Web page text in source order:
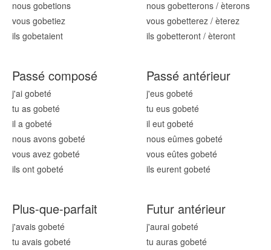
nous gobetions
vous gobetiez
ils gobetaient
nous gobetterons/ èterons
vous gobetterez/ èterez
ils gobetteront/ èteront
Passé composé
j'ai gobeté
tu as gobeté
il a gobeté
nous avons gobeté
vous avez gobeté
ils ont gobeté
Passé antérieur
j'eus gobeté
tu eus gobeté
il eut gobeté
nous eûmes gobeté
vous eûtes gobeté
ils eurent gobeté
Plus-que-parfait
j'avais gobeté
tu avais gobeté
Futur antérieur
j'aurai gobeté
tu auras gobeté